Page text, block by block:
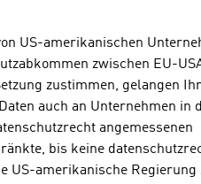
AG
US-amerikanischen
zwischen EU-
zustimmen, gelangen
auch an Unternehmen in
angemessenen
bis keine
US-amerikanische Regierung